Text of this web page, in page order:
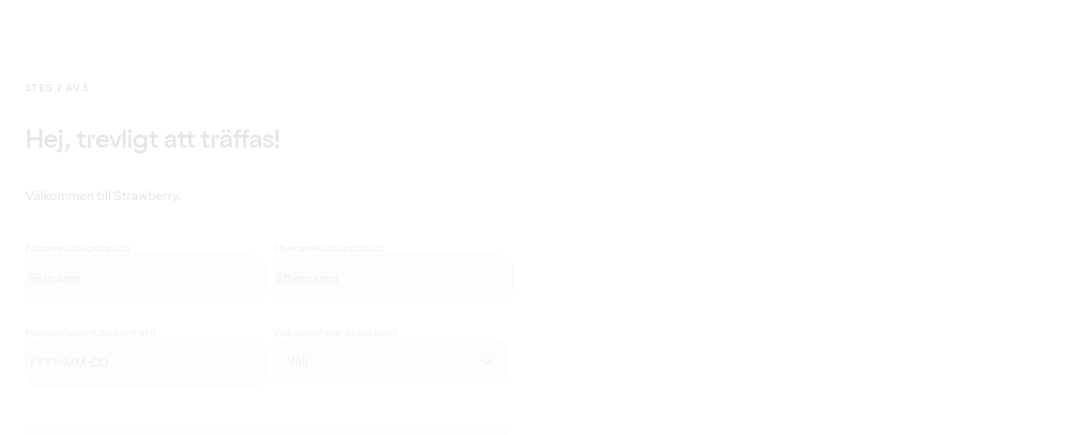
STEG 2 AV 5
Hej, trevligt att träffas!
Välkommen till Strawberry.